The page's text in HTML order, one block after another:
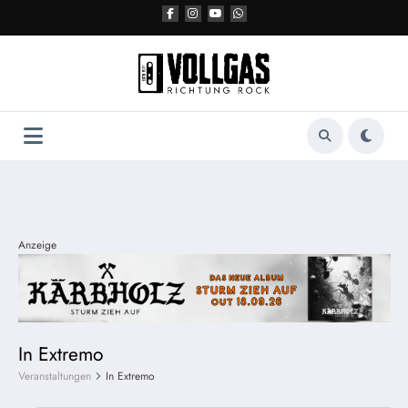
Anzeige
In Extremo
Veranstaltungen In Extremo